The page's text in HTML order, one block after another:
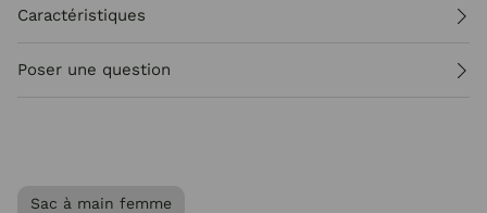
Caractéristiques
Poser une question
Sac à main femme